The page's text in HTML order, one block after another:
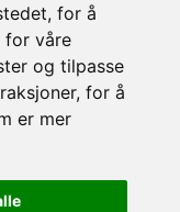
, for å
for våre
og tilpasse
, for å
er mer